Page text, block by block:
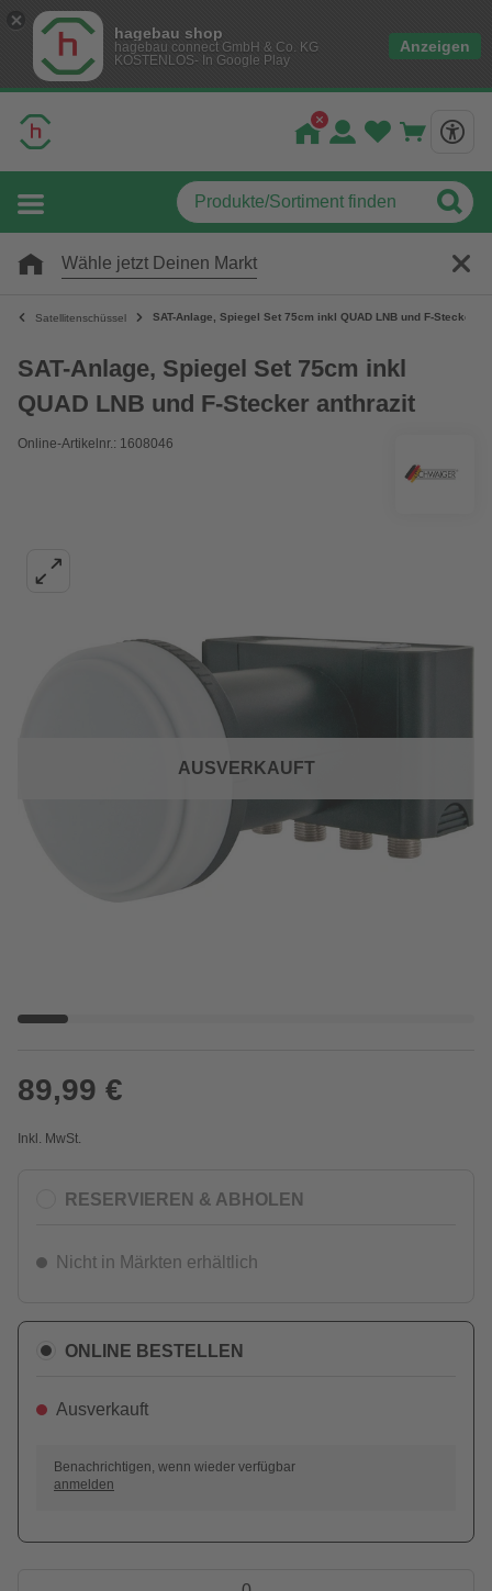
hagebau shop
hagebau connect GmbH & Co. KG
KOSTENLOS- In Google Play
Anzeigen
Wähle jetzt Deinen Markt
Satellitenschüssel SAT-Anlage, Spiegel Set 75cm inkl QUAD LNB und F-Stecker
SAT-Anlage, Spiegel Set 75cm inkl
QUAD LNB und F-Stecker anthrazit
Online-Artikelnr.: 1608046
AUSVERKAUFT
89,99 €
Inkl. MwSt.
RESERVIEREN & ABHOLEN
Nicht in Märkten erhältlich
ONLINE BESTELLEN
Ausverkauft
Benachrichtigen, wenn wieder verfügbar
anmelden